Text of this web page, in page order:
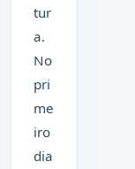
tur
a.
No
pri
me
iro
dia